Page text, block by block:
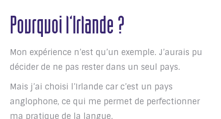
Pourquoi l’Irlande ?
Mon expérience n’est qu’un exemple. J’aurais pu
décider de ne pas rester dans un seul pays.
Mais j’ai choisi l’Irlande car c’est un pays
anglophone, ce qui me permet de perfectionner
ma pratique de la langue.